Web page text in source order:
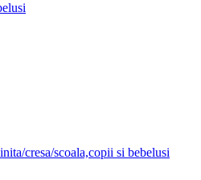
cresa/scoala,copii si bebelusi